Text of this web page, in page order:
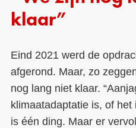
klaar”
Eind 2021 werd de
afgerond. Maar, zo
nog lang niet klaar.
klimaatadaptatie is, of
is één ding. Maar er